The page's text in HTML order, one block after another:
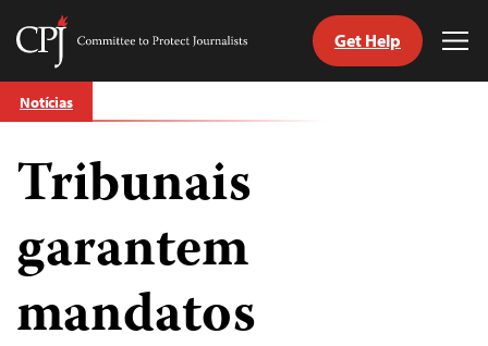
Skip
to
Committee
Journalists
Get Help
Notícias
Tribunais
garantem
mandatos